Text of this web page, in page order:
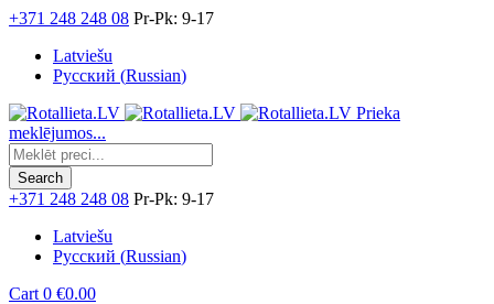
+371 248 248 08 Pr-Pk: 9-17
Latviešu
Русский (Russian)
Prieka
meklējumos...
+371 248 248 08 Pr-Pk: 9-17
Latviešu
Русский (Russian)
Cart 0 €0.00